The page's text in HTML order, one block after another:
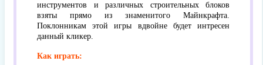
инструментов и различных строительных блоков
взяты прямо из знаменитого Майнкрафта.
Поклонникам этой игры вдвойне будет интресен
данный кликер.
Как играть: